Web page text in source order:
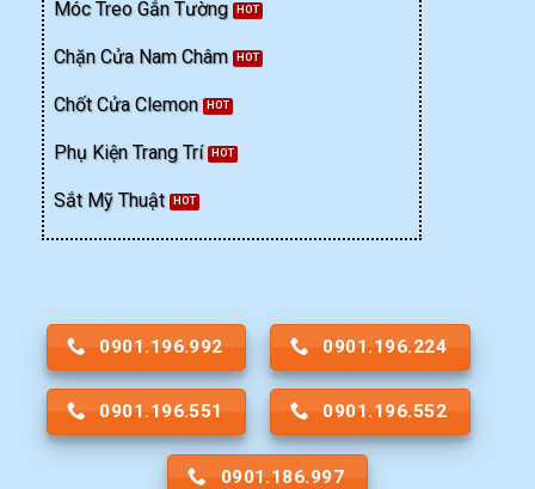
Móc Treo Gắn Tường
Chặn Cửa Nam Châm
Chốt Cửa Clemon
Phụ Kiện Trang Trí
Sắt Mỹ Thuật
0901.196.992 0901.196.224
0901.196.551 0901.196.552
0901.186.997